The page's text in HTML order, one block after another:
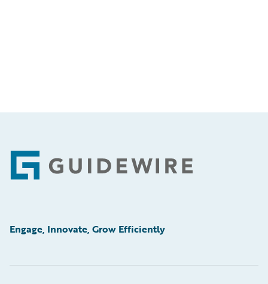
Footer
Engage, Innovate, Grow Efficiently